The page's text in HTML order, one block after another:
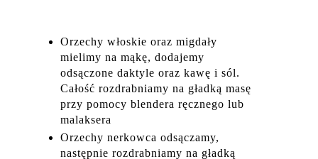
Orzechy włoskie oraz migdały
mielimy na mąkę, dodajemy
odsączone daktyle oraz kawę i sól.
Całość rozdrabniamy na gładką masę
przy pomocy blendera ręcznego lub
malaksera
Orzechy nerkowca odsączamy,
następnie rozdrabniamy na gładką